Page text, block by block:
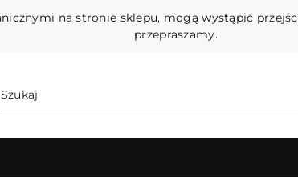
na stronie sklepu, mogą wystąpić
przepraszamy.